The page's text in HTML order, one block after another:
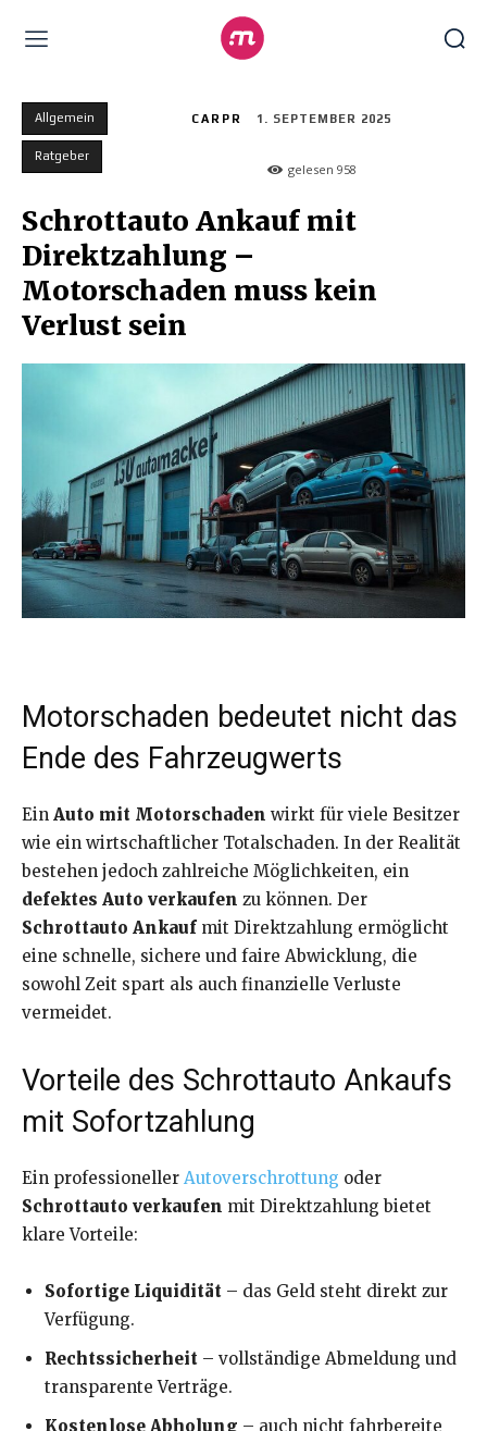
Allgemein
Ratgeber
CARPR 1. SEPTEMBER 2025
gelesen 958
Schrottauto Ankauf mit
Direktzahlung –
Motorschaden muss kein
Verlust sein
Motorschaden bedeutet nicht das
Ende des Fahrzeugwerts
Ein Auto mit Motorschaden wirkt für viele Besitzer
wie ein wirtschaftlicher Totalschaden. In der Realität
bestehen jedoch zahlreiche Möglichkeiten, ein
defektes Auto verkaufen zu können. Der
Schrottauto Ankauf mit Direktzahlung ermöglicht
eine schnelle, sichere und faire Abwicklung, die
sowohl Zeit spart als auch finanzielle Verluste
vermeidet.
Vorteile des Schrottauto Ankaufs
mit Sofortzahlung
Ein professioneller Autoverschrottung oder
Schrottauto verkaufen mit Direktzahlung bietet
klare Vorteile:
Sofortige Liquidität – das Geld steht direkt zur
Verfügung.
Rechtssicherheit – vollständige Abmeldung und
transparente Verträge.
Kostenlose Abholung – auch nicht fahrbereite